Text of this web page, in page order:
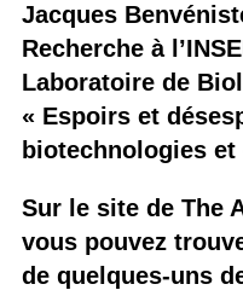
Jacques
Recherche à
Laboratoire de
« Espoirs et
biotechnologies
Sur le site de The
vous pouvez
de quelques-uns